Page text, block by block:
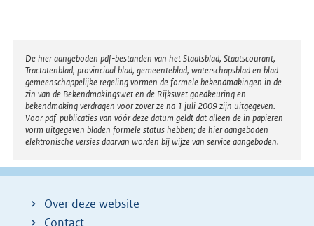
Disclaimer
De hier aangeboden pdf-bestanden van het Staatsblad, Staatscourant,
Tractatenblad, provinciaal blad, gemeenteblad, waterschapsblad en blad
gemeenschappelijke regeling vormen de formele bekendmakingen in de
zin van de Bekendmakingswet en de Rijkswet goedkeuring en
bekendmaking verdragen voor zover ze na 1 juli 2009 zijn uitgegeven.
Voor pdf-publicaties van vóór deze datum geldt dat alleen de in papieren
vorm uitgegeven bladen formele status hebben; de hier aangeboden
elektronische versies daarvan worden bij wijze van service aangeboden.
Over deze website
Contact